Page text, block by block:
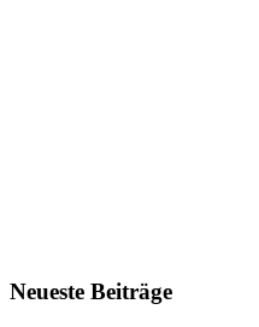
Neueste Beiträge